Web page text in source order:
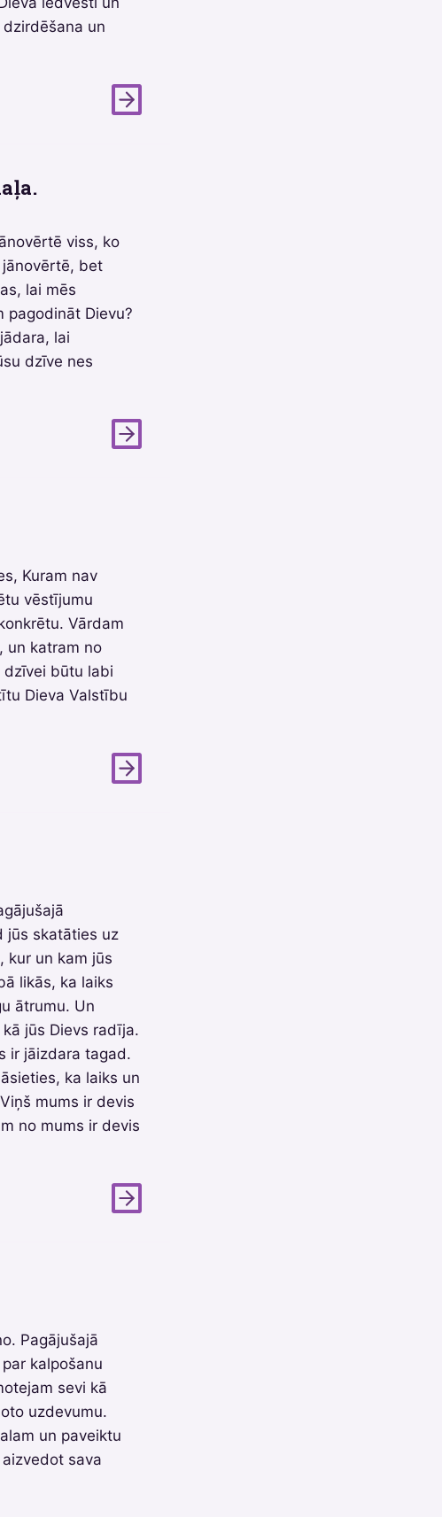
un
viss, ko
bet
lai mēs
pagodināt Dievu?
lai
dzīve nes
Kuram nav
vēstījumu
Vārdam
un katram no
dzīvei būtu labi
Dieva Valstību
jūs skatāties uz
kur un kam jūs
likās, ka laiks
ātrumu. Un
jūs Dievs radīja.
ir jāizdara tagad.
ka laiks un
mums ir devis
no mums ir devis
Pagājušajā
kalpošanu
sevi kā
uzdevumu.
un paveiktu
sava